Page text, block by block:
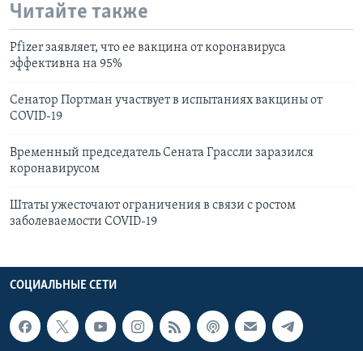
Читайте также
Pfizer заявляет, что ее вакцина от коронавируса
эффективна на 95%
Сенатор Портман участвует в испытаниях вакцины от
COVID-19
Временный председатель Сената Грассли заразился
коронавирусом
Штаты ужесточают ограничения в связи с ростом
заболеваемости COVID-19
СОЦИАЛЬНЫЕ СЕТИ